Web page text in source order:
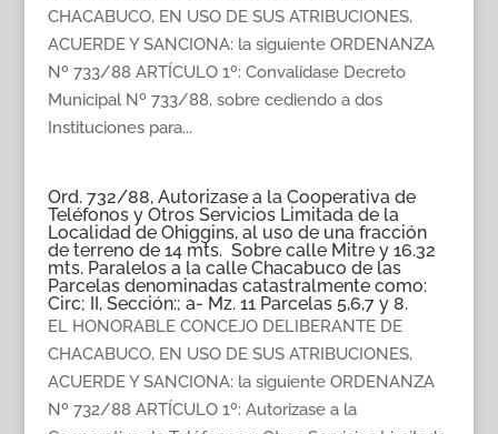
CHACABUCO, EN USO DE SUS ATRIBUCIONES,
ACUERDE Y SANCIONA: la siguiente ORDENANZA
Nº 733/88 ARTÍCULO 1º: Convalidase Decreto
Municipal Nº 733/88, sobre cediendo a dos
Instituciones para...
Ord. 732/88, Autorizase a la Cooperativa de
Teléfonos y Otros Servicios Limitada de la
Localidad de Ohiggins, al uso de una fracción
de terreno de 14 mts. Sobre calle Mitre y 16.32
mts. Paralelos a la calle Chacabuco de las
Parcelas denominadas catastralmente como:
Circ; II, Sección:; a- Mz. 11 Parcelas 5,6,7 y 8.
EL HONORABLE CONCEJO DELIBERANTE DE
CHACABUCO, EN USO DE SUS ATRIBUCIONES,
ACUERDE Y SANCIONA: la siguiente ORDENANZA
Nº 732/88 ARTÍCULO 1º: Autorizase a la